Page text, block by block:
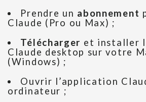
Prendre un abonnement
Claude (Pro ou Max) ;
Télécharger et installer
Claude desktop sur votre
(Windows) ;
Ouvrir l’application
ordinateur ;